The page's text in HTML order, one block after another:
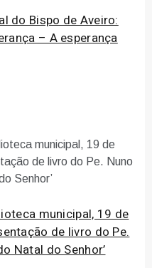
do Bispo de Aveiro:
– A esperança
municipal, 19 de
de livro do Pe.
Natal do Senhor’